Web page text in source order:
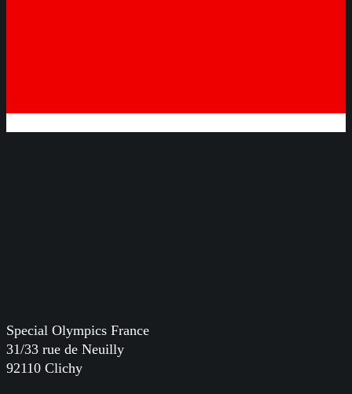
Special Olympics France
31/33 rue de Neuilly
92110 Clichy